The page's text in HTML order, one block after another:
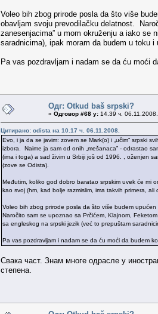
Voleo bih zbog prirode posla da što više
obavljam svoju prevodilačku delatnost.
zanesenjacima” u mom okruženju a iako se
saradnicima), ipak moram da budem u toku
Pa vas pozdravljam i nadam se da ću moći
Одг: Otkud baš srpski?
« Одговор #68 у: 14.39 ч.
Цитирано: odista на 10.17 ч. 06.11.2008.
Evo, i ja da se javim: zovem se Mark(o) i „učim” srpski
izbora. Naime ja sam od onih „mešanaca” - odrastao
(ima i toga) a sad živim u Srbiji još od 1996. , oženjen
(zove se Odista).
Međutim, koliko god dobro baratao srpskim uvek će mi
kao svoj (hm, kad bolje razmislim, ima takvih primera, ali
Voleo bih zbog prirode posla da što više budem
Naročito sam se upoznao sa Prčićem, Klajnom,
sa engleskog na srpski jezik (već to prepuštam
Pa vas pozdravljam i nadam se da ću moći da budem
Свака част. Знам многе одрасле у
степена.